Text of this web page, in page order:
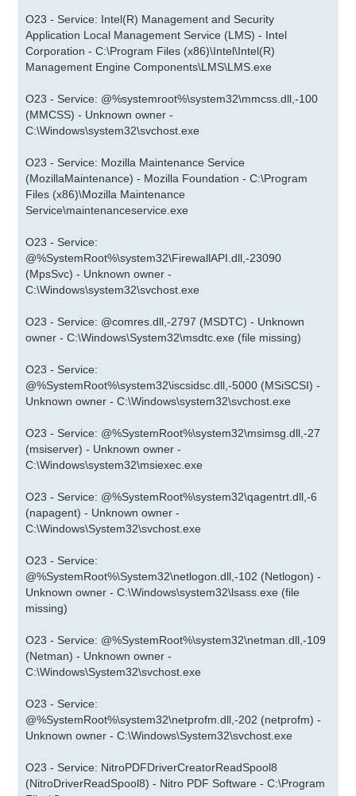
O23 - Service: Intel(R) Management and Security
Application Local Management Service (LMS) - Intel
Corporation - C:\Program Files (x86)\Intel\Intel(R)
Management Engine Components\LMS\LMS.exe
O23 - Service: @%systemroot%\system32\mmcss.dll,-100
(MMCSS) - Unknown owner -
C:\Windows\system32\svchost.exe
O23 - Service: Mozilla Maintenance Service
(MozillaMaintenance) - Mozilla Foundation - C:\Program
Files (x86)\Mozilla Maintenance
Service\maintenanceservice.exe
O23 - Service:
@%SystemRoot%\system32\FirewallAPI.dll,-23090
(MpsSvc) - Unknown owner -
C:\Windows\system32\svchost.exe
O23 - Service: @comres.dll,-2797 (MSDTC) - Unknown
owner - C:\Windows\System32\msdtc.exe (file missing)
O23 - Service:
@%SystemRoot%\system32\iscsidsc.dll,-5000 (MSiSCSI) -
Unknown owner - C:\Windows\system32\svchost.exe
O23 - Service: @%SystemRoot%\system32\msimsg.dll,-27
(msiserver) - Unknown owner -
C:\Windows\system32\msiexec.exe
O23 - Service: @%SystemRoot%\system32\qagentrt.dll,-6
(napagent) - Unknown owner -
C:\Windows\System32\svchost.exe
O23 - Service:
@%SystemRoot%\System32\netlogon.dll,-102 (Netlogon) -
Unknown owner - C:\Windows\system32\lsass.exe (file
missing)
O23 - Service: @%SystemRoot%\system32\netman.dll,-109
(Netman) - Unknown owner -
C:\Windows\System32\svchost.exe
O23 - Service:
@%SystemRoot%\system32\netprofm.dll,-202 (netprofm) -
Unknown owner - C:\Windows\System32\svchost.exe
O23 - Service: NitroPDFDriverCreatorReadSpool8
(NitroDriverReadSpool8) - Nitro PDF Software - C:\Program